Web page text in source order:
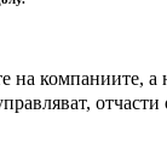
на компаниите,